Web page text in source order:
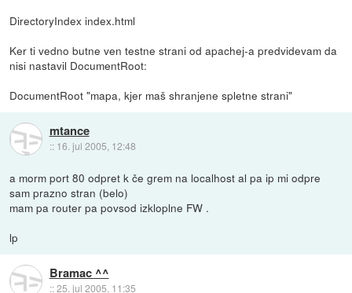
DirectoryIndex index.html
Ker ti vedno butne ven testne strani od apachej-a predvidevam da
nisi nastavil DocumentRoot:
DocumentRoot "mapa, kjer maš shranjene spletne strani"
mtance
:: 16. jul 2005, 12:48
a morm port 80 odpret k če grem na localhost al pa ip mi odpre
sam prazno stran (belo)
mam pa router pa povsod izkloplne FW .
lp
Bramac ^^
::25. jul 2005, 11:35